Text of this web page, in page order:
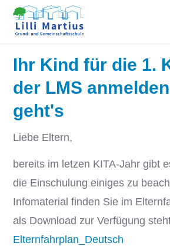
Ihr Kind für die 1.
der LMS
geht's
Liebe Eltern,
bereits im letzen KITA-Jahr gibt
die Einschulung einiges zu
Infomaterial finden Sie im
als Download zur Verfügung
Elternfahrplan_Deutsch